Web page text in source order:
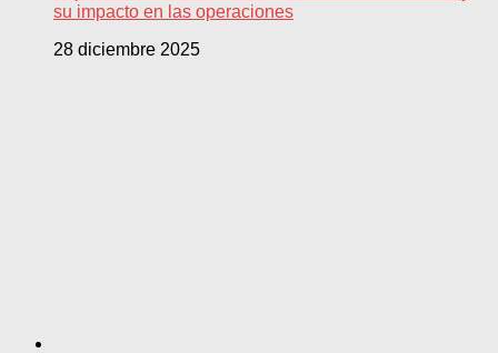
su impacto en las operaciones
28 diciembre 2025